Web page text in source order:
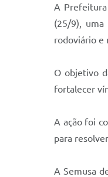
A Prefeitura
(25/9), uma
rodoviário e
O objetivo
fortalecer
A ação foi
para
A Semusa